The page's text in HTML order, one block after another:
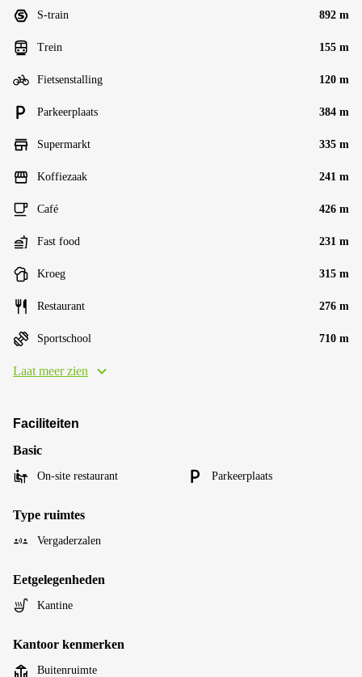
S-train 892 m
Trein 155 m
Fietsenstalling 120 m
Parkeerplaats 384 m
Supermarkt 335 m
Koffiezaak 241 m
Café 426 m
Fast food 231 m
Kroeg 315 m
Restaurant 276 m
Sportschool 710 m
Laat meer zien
Faciliteiten
Basic
On-site restaurant Parkeerplaats
Type ruimtes
Vergaderzalen
Eetgelegenheden
Kantine
Kantoor kenmerken
Buitenruimte